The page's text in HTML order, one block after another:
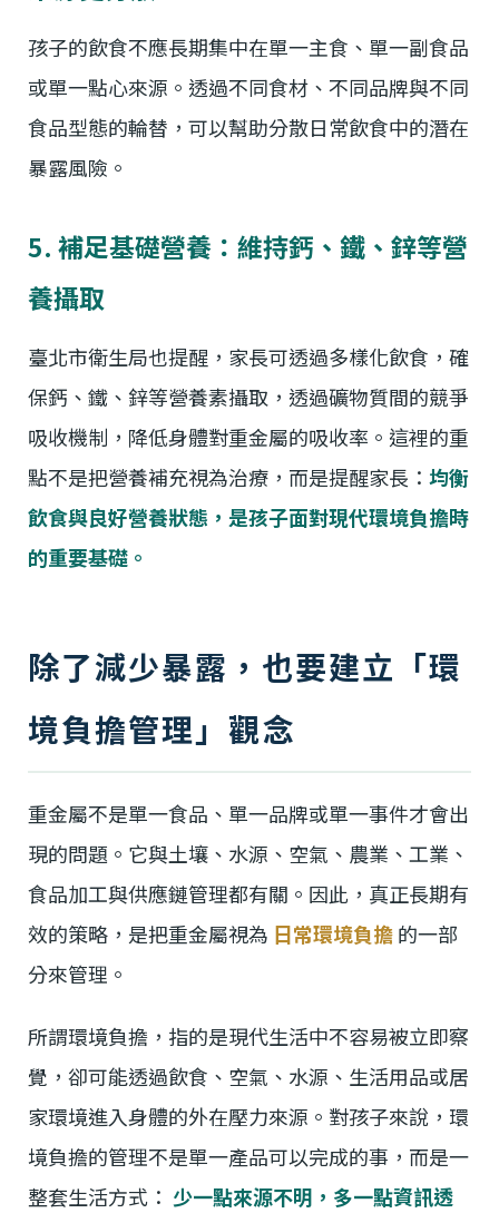
孩子的飲食不應長期集中在單一主食、單一副食品
或單一點心來源。透過不同食材、不同品牌與不同
食品型態的輪替，可以幫助分散日常飲食中的潛在
暴露風險。
5. 補足基礎營養：維持鈣、鐵、鋅等營
養攝取
臺北市衛生局也提醒，家長可透過多樣化飲食，確
保鈣、鐵、鋅等營養素攝取，透過礦物質間的競爭
吸收機制，降低身體對重金屬的吸收率。這裡的重
點不是把營養補充視為治療，而是提醒家長： 均衡
飲食與良好營養狀態，是孩子面對現代環境負擔時
的重要基礎。
除了減少暴露，也要建立「環
境負擔管理」觀念
重金屬不是單一食品、單一品牌或單一事件才會出
現的問題。它與土壤、水源、空氣、農業、工業、
食品加工與供應鏈管理都有關。因此，真正長期有
效的策略，是把重金屬視為 日常環境負擔的一部
分來管理。
所謂環境負擔，指的是現代生活中不容易被立即察
覺，卻可能透過飲食、空氣、水源、生活用品或居
家環境進入身體的外在壓力來源。對孩子來說，環
境負擔的管理不是單一產品可以完成的事，而是一
整套生活方式： 少一點來源不明，多一點資訊透